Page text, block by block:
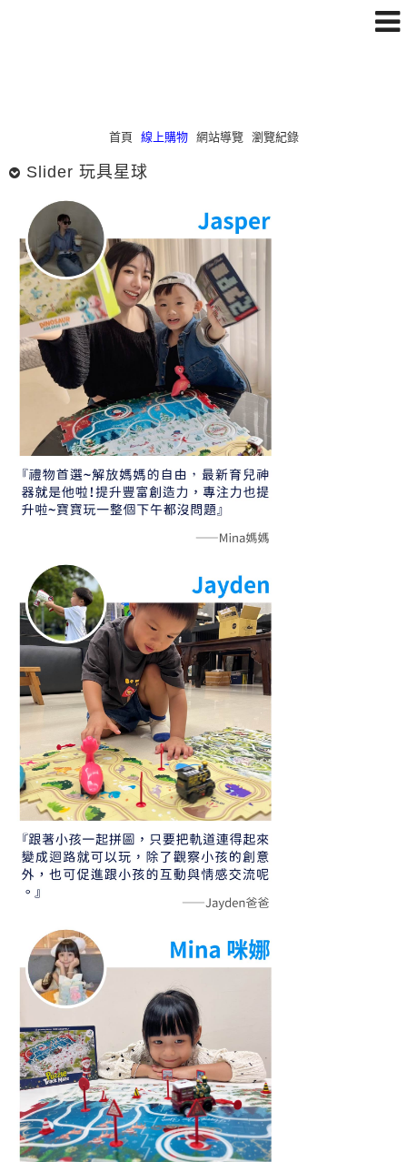
首頁 線上購物 網站導覽 瀏覽紀錄
Slider 玩具星球